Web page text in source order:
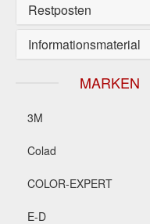
Restposten
Informationsmaterial
MARKEN
3M
Colad
COLOR-EXPERT
E-D Indasa